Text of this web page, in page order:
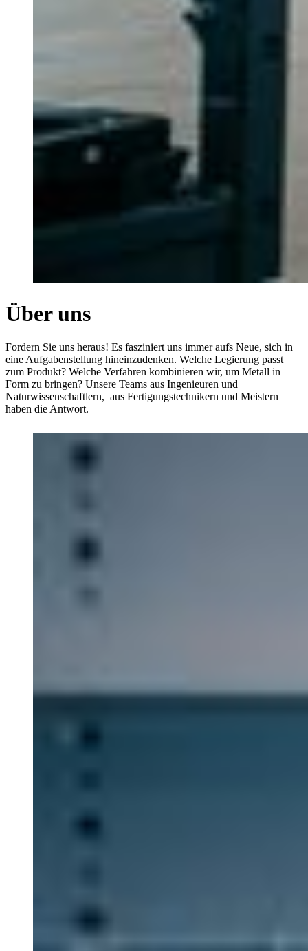
Über uns
Fordern Sie uns heraus! Es fasziniert uns immer aufs Neue, sich in
eine Aufgabenstellung hineinzudenken. Welche Legierung passt
zum Produkt? Welche Verfahren kombinieren wir, um Metall in
Form zu bringen? Unsere Teams aus Ingenieuren und
Naturwissenschaftlern, aus Fertigungstechnikern und Meistern
haben die Antwort.